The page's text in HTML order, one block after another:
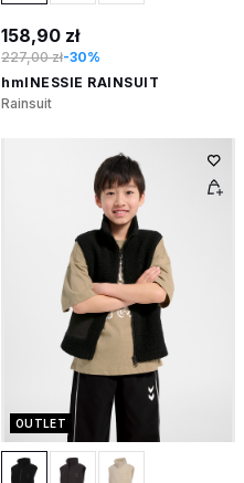
158,90 zł
227,00 zł-30%
hmlNESSIE RAINSUIT
Rainsuit
OUTLET